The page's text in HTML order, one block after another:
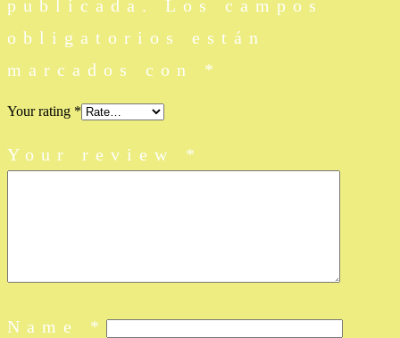
publicada.
Los campos
obligatorios están
marcados con *
Your rating *
Your review *
Name *